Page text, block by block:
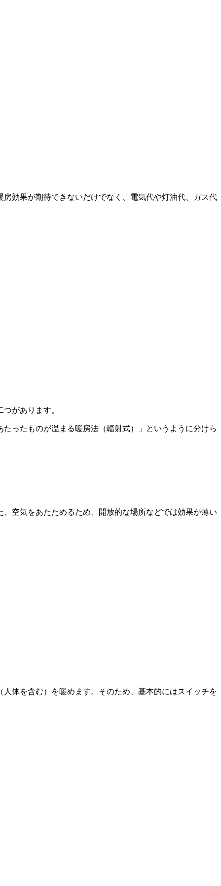
効果が期待できないだけでなく、電気代や灯油代、ガス代
があります。
ったものが温まる暖房法（輻射式）」というように分けら
空気をあたためるため、開放的な場所などでは効果が薄い
体を含む）を暖めます。そのため、基本的にはスイッチを